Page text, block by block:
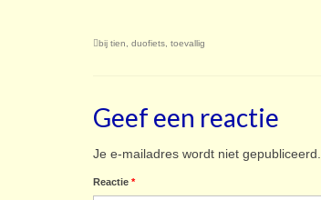
bij tien, duofiets, toevallig
Geef een reactie
Je e-mailadres wordt niet gepubliceerd.
Reactie *